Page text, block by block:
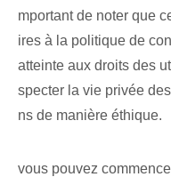
mportant de noter que
ires à la politique de
atteinte aux droits des
specter la vie privée
ns de manière éthique.
vous pouvez